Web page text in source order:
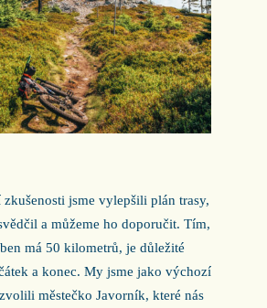
jsme vylepšili plán trasy,
a můžeme ho doporučit. Tím,
má 50 kilometrů, je důležité
a konec. My jsme jako výchozí
městečko Javorník, které nás